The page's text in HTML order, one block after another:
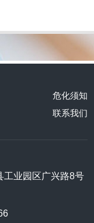
危化须知
联系我们
工业园区广兴路8号